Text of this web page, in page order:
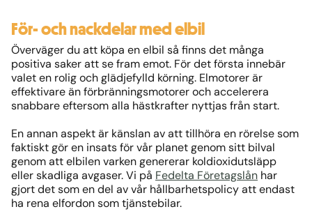
För- och nackdelar med elbil
Överväger du att köpa en elbil så finns det många
positiva saker att se fram emot. För det första innebär
valet en rolig och glädjefylld körning. Elmotorer är
effektivare än förbränningsmotorer och accelerera
snabbare eftersom alla hästkrafter nyttjas från start.
En annan aspekt är känslan av att tillhöra en rörelse som
faktiskt gör en insats för vår planet genom sitt bilval
genom att elbilen varken genererar koldioxidutsläpp
eller skadliga avgaser. Vi på Fedelta Företagslån har
gjort det som en del av vår hållbarhetspolicy att endast
ha rena elfordon som tjänstebilar.